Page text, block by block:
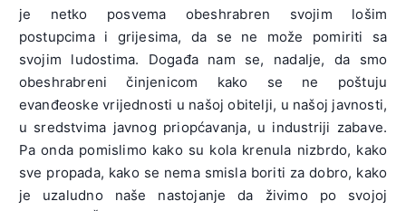
je netko posvema obeshrabren svojim lošim
postupcima i grijesima, da se ne može pomiriti sa
svojim ludostima. Događa nam se, nadalje, da smo
obeshrabreni činjenicom kako se ne poštuju
evanđeoske vrijednosti u našoj obitelji, u našoj javnosti,
u sredstvima javnog priopćavanja, u industriji zabave.
Pa onda pomislimo kako su kola krenula nizbrdo, kako
sve propada, kako se nema smisla boriti za dobro, kako
je uzaludno naše nastojanje da živimo po svojoj